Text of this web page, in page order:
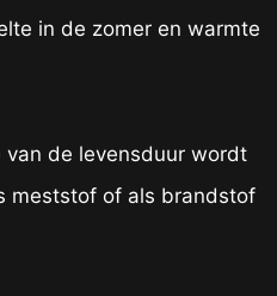
in de zomer en warmte
de levensduur wordt
meststof of als brandstof